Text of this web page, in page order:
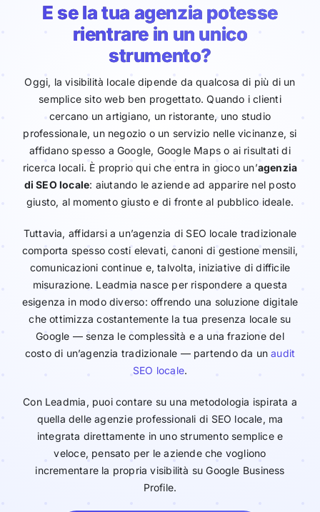
E se la tua agenzia potesse
rientrare in un unico
strumento?
Oggi, la visibilità locale dipende da qualcosa di più di un
semplice sito web ben progettato. Quando i clienti
cercano un artigiano, un ristorante, uno studio
professionale, un negozio o un servizio nelle vicinanze, si
affidano spesso a Google, Google Maps o ai risultati di
ricerca locali. È proprio qui che entra in gioco un’agenzia
di SEO locale: aiutando le aziende ad apparire nel posto
giusto, al momento giusto e di fronte al pubblico ideale.
Tuttavia, affidarsi a un’agenzia di SEO locale tradizionale
comporta spesso costi elevati, canoni di gestione mensili,
comunicazioni continue e, talvolta, iniziative di difficile
misurazione. Leadmia nasce per rispondere a questa
esigenza in modo diverso: offrendo una soluzione digitale
che ottimizza costantemente la tua presenza locale su
Google — senza le complessità e a una frazione del
costo di un’agenzia tradizionale — partendo da unaudit
SEO locale.
Con Leadmia, puoi contare su una metodologia ispirata a
quella delle agenzie professionali di SEO locale, ma
integrata direttamente in uno strumento semplice e
veloce, pensato per le aziende che vogliono
incrementare la propria visibilità su Google Business
Profile.